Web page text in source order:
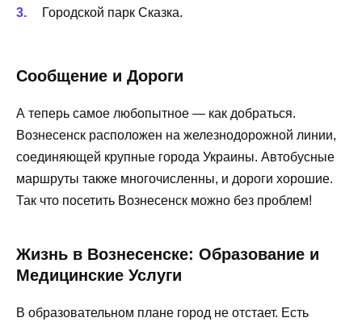
Городской парк Сказка.
Сообщение и Дороги
А теперь самое любопытное — как добраться.
Вознесенск расположен на железнодорожной линии,
соединяющей крупные города Украины. Автобусные
маршруты также многочисленны, и дороги хорошие.
Так что посетить Вознесенск можно без проблем!
Жизнь в Вознесенске: Образование и
Медицинские Услуги
В образовательном плане город не отстает. Есть